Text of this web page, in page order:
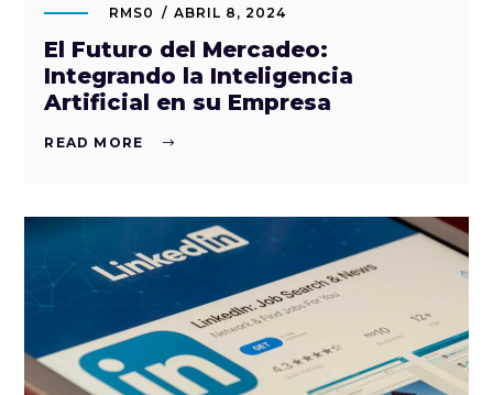
RMS0 ABRIL 8, 2024
El Futuro del Mercadeo:
Integrando la Inteligencia
Artificial en su Empresa
READ MORE